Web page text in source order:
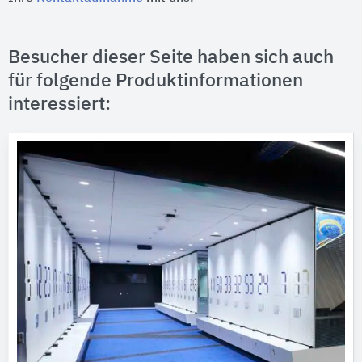
Besucher dieser Seite haben sich auch
für folgende Produktinformationen
interessiert: